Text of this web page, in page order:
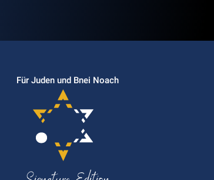
Für Juden und Bnei Noach